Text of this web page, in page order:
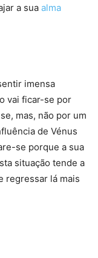
a sua alma
imensa
vai ficar-se por
mas, não por um
de Vénus
se porque a sua
situação tende a
regressar lá mais